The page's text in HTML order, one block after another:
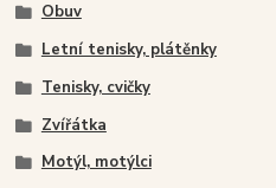
Obuv
Letní tenisky, plátěnky
Tenisky, cvičky
Zvířátka
Motýl, motýlci